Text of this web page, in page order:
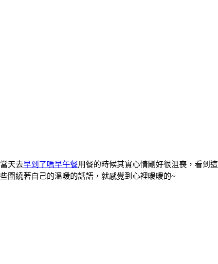
當天去早到了嗎早午餐用餐的時候其實心情剛好很沮喪，看到這
些圍繞著自己的溫暖的話語，就感覺到心裡暖暖的~